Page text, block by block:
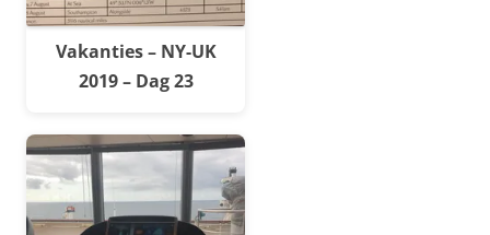
Vakanties – NY-UK
2019 – Dag 23